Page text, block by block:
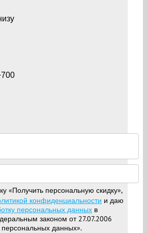
«Получить персональную скидку»,
конфиденциальности и даю
персональных данных в
законом от 27.07.2006
данных».